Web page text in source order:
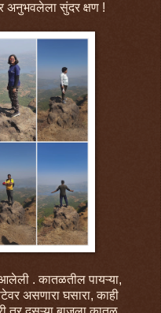
अनुभवलेला सुंदर क्षण !
आलेली . कातळतील पायऱ्या,
असणारा घसारा, काही